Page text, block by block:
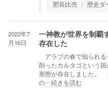
肥長比売
歴史ダ
2022年7
月16日
一神教が世界を制覇
存在した
アラブの春で知られる
削ったカルタゴという
形態が存在しました。
の…続きを読む